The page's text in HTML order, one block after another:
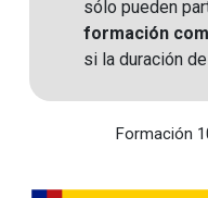
sólo pueden
formación
si la duración
Formación